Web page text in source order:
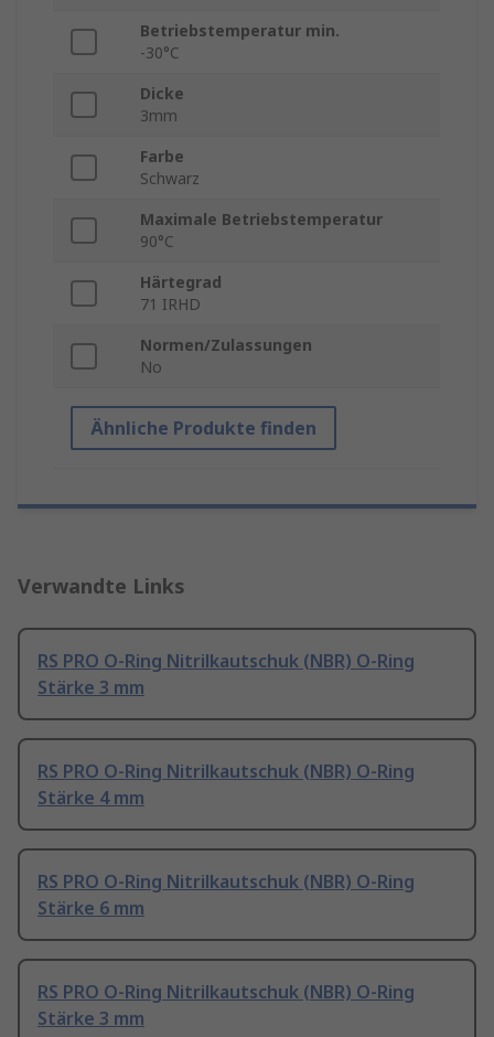
Betriebstemperatur min.
-30°C
Dicke
3mm
Farbe
Schwarz
Maximale Betriebstemperatur
90°C
Härtegrad
71 IRHD
Normen/Zulassungen
No
Ähnliche Produkte finden
Verwandte Links
RS PRO O-Ring Nitrilkautschuk (NBR) O-Ring
Stärke 3 mm
RS PRO O-Ring Nitrilkautschuk (NBR) O-Ring
Stärke 4 mm
RS PRO O-Ring Nitrilkautschuk (NBR) O-Ring
Stärke 6 mm
RS PRO O-Ring Nitrilkautschuk (NBR) O-Ring
Stärke 3 mm